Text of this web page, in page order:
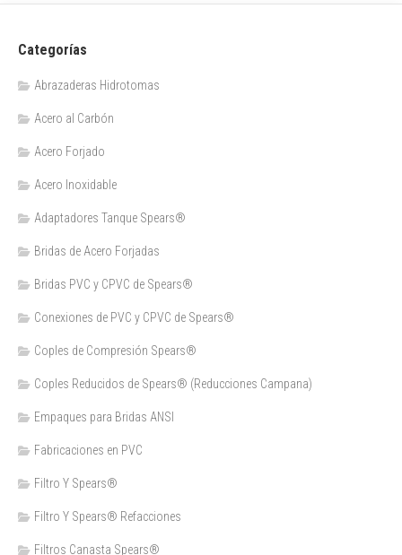
Categorías
Abrazaderas Hidrotomas
Acero al Carbón
Acero Forjado
Acero Inoxidable
Adaptadores Tanque Spears®
Bridas de Acero Forjadas
Bridas PVC y CPVC de Spears®
Conexiones de PVC y CPVC de Spears®
Coples de Compresión Spears®
Coples Reducidos de Spears® (Reducciones Campana)
Empaques para Bridas ANSI
Fabricaciones en PVC
Filtro Y Spears®
Filtro Y Spears® Refacciones
Filtros Canasta Spears®